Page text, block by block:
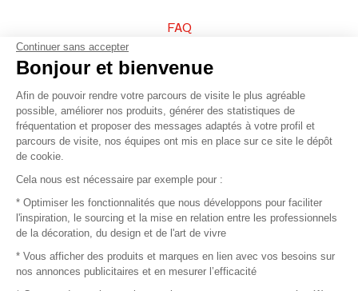
FAQ
Vendez vos produits
Plan du site
© 2016 –Organisation SAFI
Recrutement
Continuer sans accepter
Bonjour et bienvenue
Afin de pouvoir rendre votre parcours de visite le plus agréable
possible, améliorer nos produits, générer des statistiques de
fréquentation et proposer des messages adaptés à votre profil et
parcours de visite, nos équipes ont mis en place sur ce site le dépôt
de cookie.
Cela nous est nécessaire par exemple pour :
* Optimiser les fonctionnalités que nous développons pour faciliter
l'inspiration, le sourcing et la mise en relation entre les professionnels
de la décoration, du design et de l'art de vivre
* Vous afficher des produits et marques en lien avec vos besoins sur
nos annonces publicitaires et en mesurer l’efficacité